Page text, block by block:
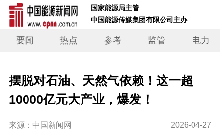
国家能源局主管
中国能源传媒集团有限公司主办
要闻 热点 参考 监管 电力
摆脱对石油、天然气依赖！这一超
10000亿元大产业，爆发！
来源：中国新闻网 2026-04-27